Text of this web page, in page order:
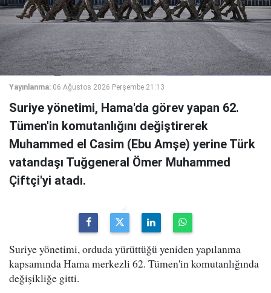
Yayınlanma: 06 Ağustos 2026 Perşembe 21:13
Suriye yönetimi, Hama'da görev yapan 62.
Tümen'in komutanlığını değiştirerek
Muhammed el Casim (Ebu Amşe) yerine Türk
vatandaşı Tuğgeneral Ömer Muhammed
Çiftçi'yi atadı.
Suriye yönetimi, orduda yürüttüğü yeniden yapılanma
kapsamında Hama merkezli 62. Tümen'in komutanlığında
değişikliğe gitti.